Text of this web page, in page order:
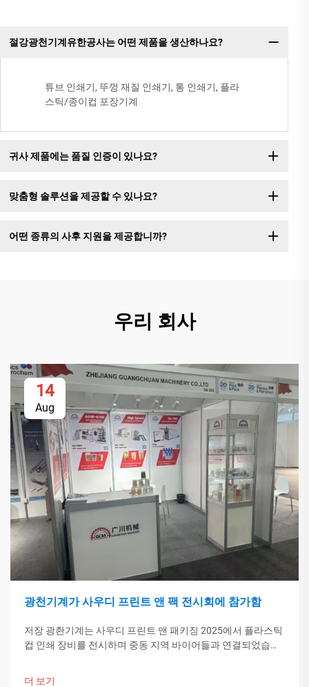
절강광천기계유한공사는 어떤 제품을 생산하나요?
튜브 인쇄기, 뚜껑 재질 인쇄기, 통 인쇄기, 플라
스틱/종이컵 포장기계
귀사 제품에는 품질 인증이 있나요?
맞춤형 솔루션을 제공할 수 있나요?
어떤 종류의 사후 지원을 제공합니까?
우리 회사
14
Aug
광천기계가 사우디 프린트 앤 팩 전시회에 참가함
저장 광촨기계는 사우디 프린트 앤 패키징 2025에서 플라스틱
컵 인쇄 장비를 전시하며 중동 지역 바이어들과 연결되었습니
더 보기